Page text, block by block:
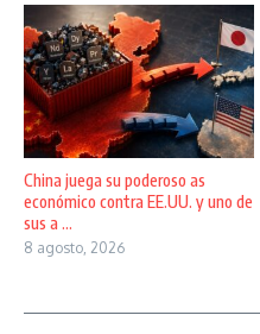
China juega su poderoso as
económico contra EE.UU. y uno de
sus a ...
8 agosto, 2026